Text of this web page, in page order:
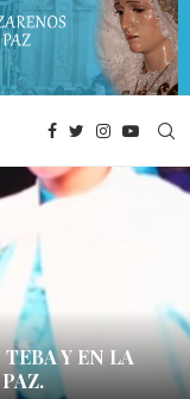
Y EN LA